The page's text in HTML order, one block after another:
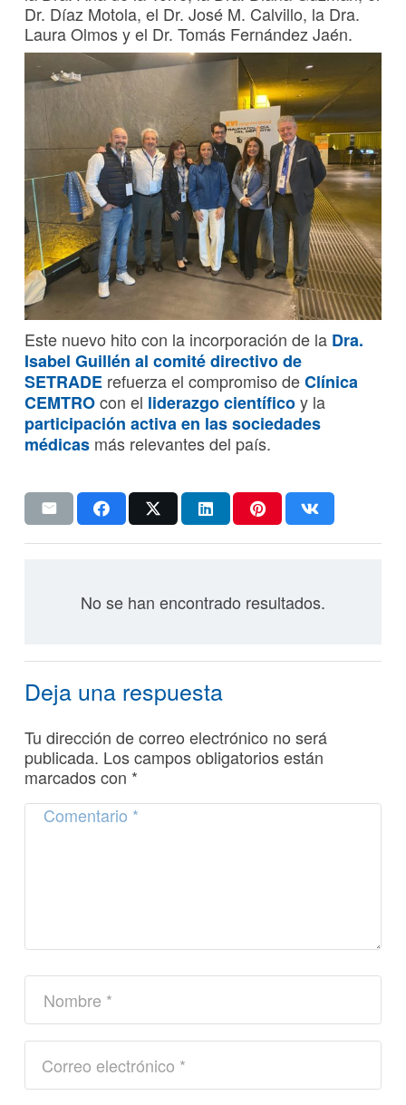
Dr. Díaz Motola, el Dr. José M. Calvillo, la Dra.
Laura Olmos y el Dr. Tomás Fernández Jaén.
Este nuevo hito con la incorporación de la Dra.
Isabel Guillén al comité directivo de
SETRADE refuerza el compromiso deClínica
CEMTROcon el liderazgo científicoy la
participación activa en las sociedades
médicas más relevantes del país.
No se han encontrado resultados.
Deja una respuesta
Tu dirección de correo electrónico no será
publicada. Los campos obligatorios están
marcados con *